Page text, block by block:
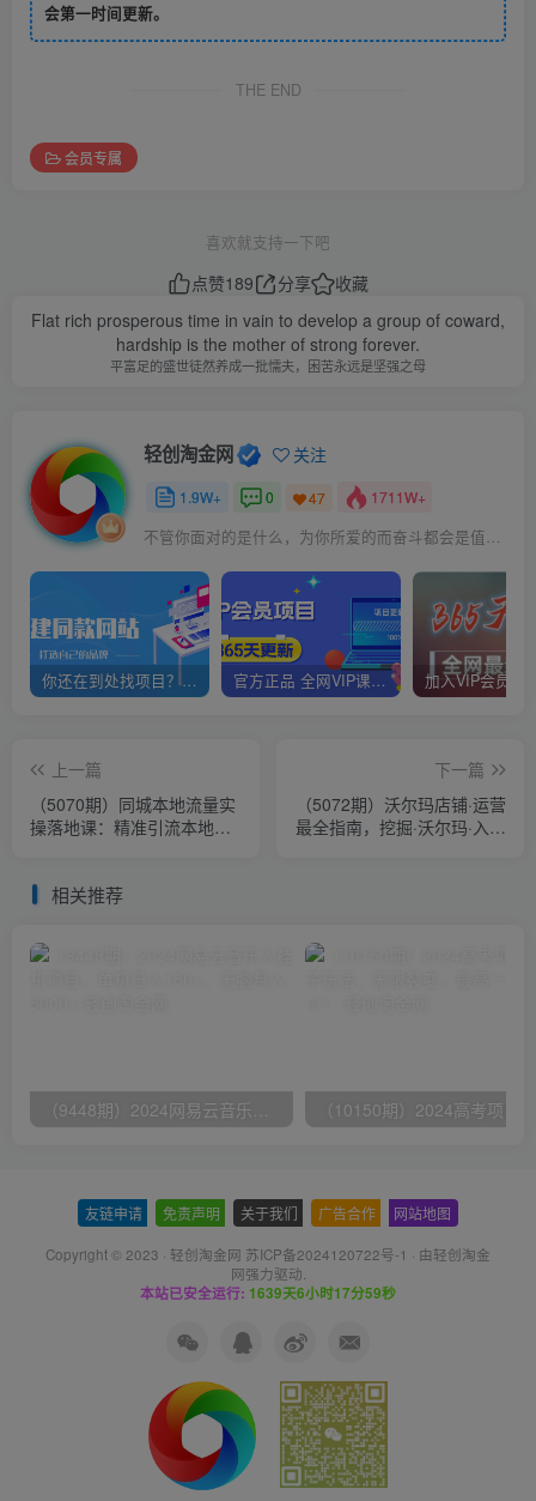
会第一时间更新。
THE END
会员专属
喜欢就支持一下吧
点赞189 分享
收藏
Flat rich prosperous time in vain to develop a group of coward,
hardship is the mother of strong forever.
平富足的盛世徒然养成一批懦夫，困苦永远是坚强之母
轻创淘金网 关注
1.9W+ 0 47 1711W+
不管你面对的是什么，为你所爱的而奋斗都会是值得的
你还在到处找项目？还在当韭菜？我靠网创资源站一个月赚5万+，曾经我也是个失败者。 官方正品 全网VIP课程 无损下载~
上一篇
（5070期）同城本地流量实
操落地课：精准引流本地客
下一篇
（5072期）沃尔玛店铺·运营
最全指南，挖掘·沃尔玛·入门
相关推荐
（9448期）2024网易云音乐人挂机项目，单机日入150+，无脑月入5000+
友链申请 免责声明 关于我们 广告合作 网站地图
Copyright © 2023 · 轻创淘金网 苏ICP备2024120722号-1 · 由轻创淘金
网强力驱动.
本站已安全运行: 1639天6小时17分59秒